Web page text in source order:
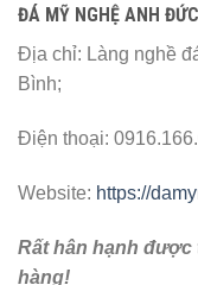
ĐÁ MỸ NGHỆ ANH ĐỨC
Địa chỉ: Làng nghề
Bình;
Điện thoại:
Website: https://
Rất hân hạnh được
hàng!